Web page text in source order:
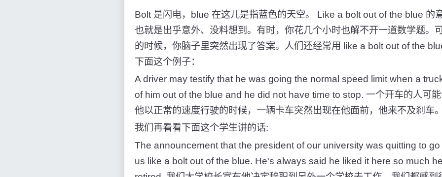
Bolt 是闪电，blue 在这儿是指蓝色的天空。 Like a bolt out of the blue 的
也就是出乎意外、没料想到。有时，你花几个小时也解不开一道数学题。
的时候，你脑子里突然出现了答案。人们还经常用 like a bolt out of the
下面这个例子：
A driver may testify that he was going the normal speed limit when a
of him out of the blue and he did not have time to stop. 一个开车的人可
他以正常的速度行驶的时候，一辆卡车突然出现在他面前，他来不及刹车
我们再看看下面这个学生讲的话:
The announcement that the president of our university was quitting to
us like a bolt out of the blue. He's always said he liked it here so much